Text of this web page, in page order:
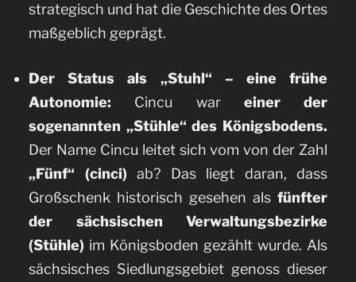
strategisch und hat die Geschichte des Ortes
maßgeblich geprägt.
Der Status als „Stuhl“ – eine frühe
Autonomie: Cincu war einer der
sogenannten „Stühle“ des Königsbodens.
Der Name Cincu leitet sich vom von der Zahl
„Fünf“ (cinci) ab? Das liegt daran, dass
Großschenk historisch gesehen als fünfter
der sächsischen Verwaltungsbezirke
(Stühle) im Königsboden gezählt wurde. Als
sächsisches Siedlungsgebiet genoss dieser